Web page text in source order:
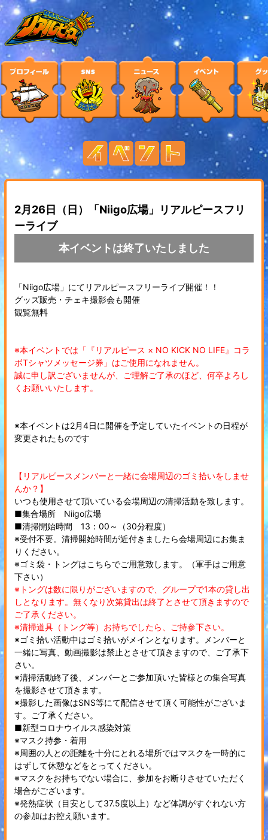
2月26日（日）「Niigo広場」リアルピースフリ
ーライブ
本イベントは終了いたしました
「Niigo広場」にてリアルピースフリーライブ開催！！
グッズ販売・チェキ撮影会も開催
観覧無料
※本イベントでは「『リアルピース × NO KICK NO LIFE』コラ
ボTシャツメッセージ券」はご使用になれません。
誠に申し訳ございませんが、ご理解ご了承のほど、何卒よろし
くお願いいたします。
※本イベントは2月4日に開催を予定していたイベントの日程が
変更されたものです
【リアルピースメンバーと一緒に会場周辺のゴミ拾いをしませ
んか？】
いつも使用させて頂いている会場周辺の清掃活動を致します。
■集合場所 Niigo広場
■清掃開始時間 13：00～（30分程度）
※受付不要。清掃開始時間が近付きましたら会場周辺にお集ま
りください。
※ゴミ袋・トングはこちらでご用意致します。（軍手はご用意
下さい）
※トングは数に限りがございますので、グループで1本の貸し出
しとなります。無くなり次第貸出は終了とさせて頂きますので
ご了承ください。
※清掃道具（トング等）お持ちでしたら、ご持参下さい。
※ゴミ拾い活動中はゴミ拾いがメインとなります。メンバーと
一緒に写真、動画撮影は禁止とさせて頂きますので、ご了承下
さい。
※清掃活動終了後、メンバーとご参加頂いた皆様との集合写真
を撮影させて頂きます。
※撮影した画像はSNS等にて配信させて頂く可能性がございま
す。ご了承ください。
■新型コロナウイルス感染対策
※マスク持参・着用
※周囲の人との距離を十分にとれる場所ではマスクを一時的に
はずして休憩などをとってください。
※マスクをお持ちでない場合に、参加をお断りさせていただく
場合がございます。
※発熱症状（目安として37.5度以上）など体調がすぐれない方
の参加はお控え願います。